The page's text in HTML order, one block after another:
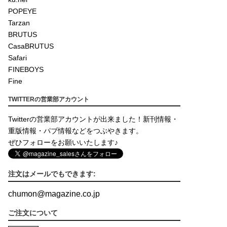
POPEYE
Tarzan
BRUTUS
CasaBRUTUS
Safari
FINEBOYS
Fine
TWITTERの営業部アカウント
Twitterの営業部アカウントが出来ました！新刊情報・
重版情報・パブ情報などをつぶやきます。
ぜひフォローをお願いいたします♪
注文はメールでもできます:
chumon@magazine.co.jp
ご注文について